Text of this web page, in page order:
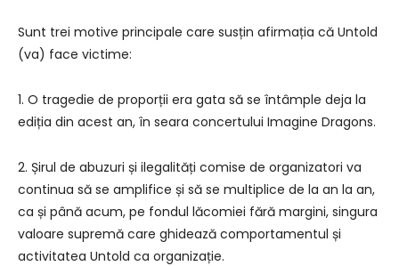
Sunt trei motive principale care susțin afirmația că Untold
(va) face victime:
1. O tragedie de proporții era gata să se întâmple deja la
ediția din acest an, în seara concertului Imagine Dragons.
2. Șirul de abuzuri și ilegalități comise de organizatori va
continua să se amplifice și să se multiplice de la an la an,
ca și până acum, pe fondul lăcomiei fără margini, singura
valoare supremă care ghidează comportamentul și
activitatea Untold ca organizație.